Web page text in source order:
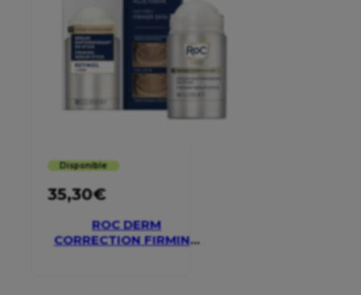
Disponible
35,30€
ROC DERM
CORRECTION FIRMING